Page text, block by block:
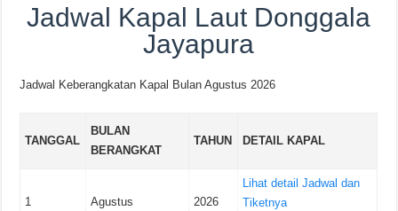
Jadwal Kapal Laut Donggala
Jayapura
Jadwal Keberangkatan Kapal Bulan Agustus 2026
TANGGAL
BULAN
BERANGKAT
TAHUN DETAIL KAPAL
1 Agustus 2026
Lihat detail Jadwal dan
Tiketnya